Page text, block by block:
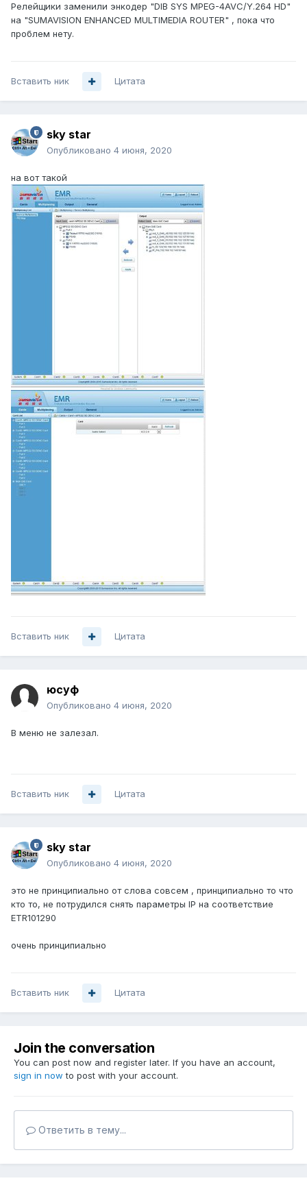
Релейщики заменили энкодер "DIB SYS MPEG-4AVC/Y.264 HD"
на "SUMAVISION ENHANCED MULTIMEDIA ROUTER" , пока что
проблем нету.
Вставить ник Цитата
sky star
Опубликовано 4 июня, 2020
на вот такой
Вставить ник Цитата
юсуф
Опубликовано 4 июня, 2020
В меню не залезал.
Вставить ник Цитата
sky star
Опубликовано 4 июня, 2020
это не принципиально от слова совсем , принципиально то что
кто то, не потрудился снять параметры IP на соответствие
ETR101290
очень принципиально
Вставить ник Цитата
Join the conversation
You can post now and register later. If you have an account,
sign in now to post with your account.
Ответить в тему...